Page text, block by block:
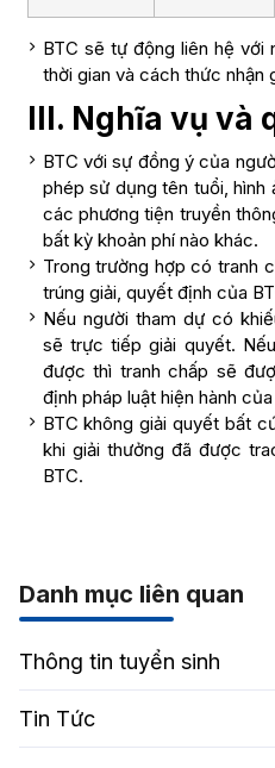
BTC sẽ tự động liên hệ với
thời gian và cách thức nhận
III. Nghĩa vụ và
BTC với sự đồng ý của
phép sử dụng tên tuổi, hình
các phương tiện truyền
bất kỳ khoản phí nào khác.
Trong trường hợp có tranh
trúng giải, quyết định của
Nếu người tham dự có
sẽ trực tiếp giải quyết.
được thì tranh chấp sẽ
định pháp luật hiện hành
BTC không giải quyết bất
khi giải thưởng đã được
BTC.
Danh mục liên quan
Thông tin tuyển sinh
Tin Tức